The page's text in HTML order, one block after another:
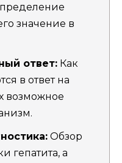
значение в
ответ: Как
в ответ на
возможное
Обзор
гепатита, а